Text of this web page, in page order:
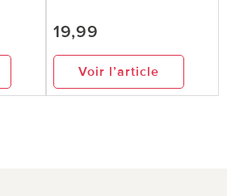
19,99
Voir l’article